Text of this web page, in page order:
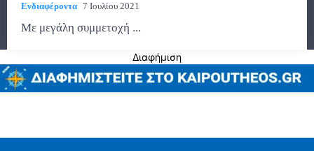
Ενδιαφέροντα 7 Ιουλίου 2021
Με μεγάλη συμμετοχή ...
Διαφήμιση